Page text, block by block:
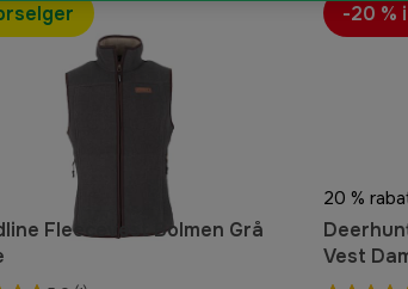
Fleecevest Bolmen Grå
20 %
Vest
-20 %